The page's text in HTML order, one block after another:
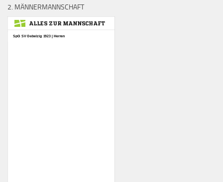
2. MÄNNERMANNSCHAFT